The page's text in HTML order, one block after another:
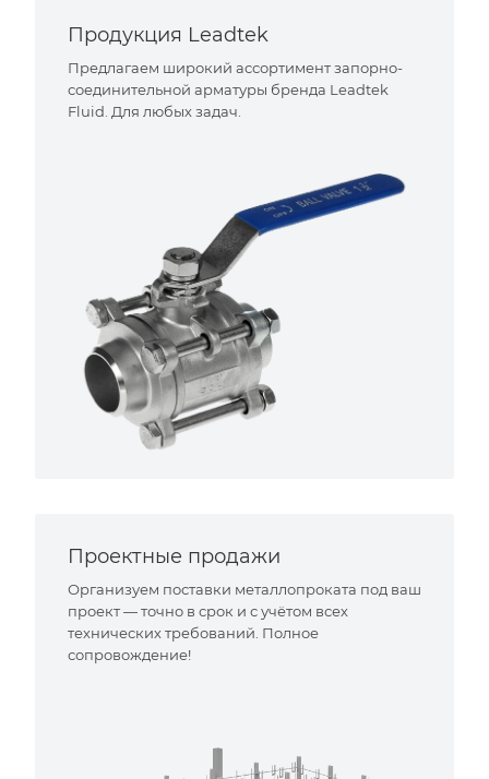
Продукция Leadtek
Предлагаем широкий ассортимент запорно-
соединительной арматуры бренда Leadtek
Fluid. Для любых задач.
Проектные продажи
Организуем поставки металлопроката под ваш
проект — точно в срок и с учётом всех
технических требований. Полное
сопровождение!